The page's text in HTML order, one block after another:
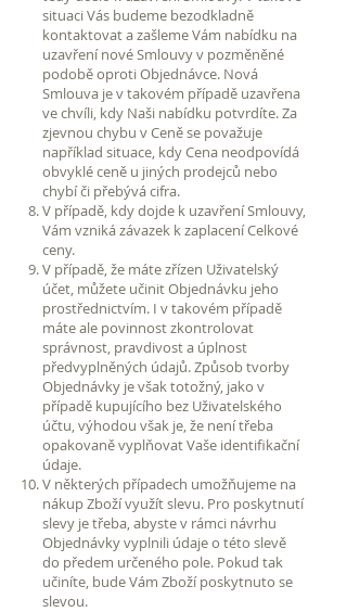
situaci Vás budeme bezodkladně
kontaktovat a zašleme Vám nabídku na
uzavření nové Smlouvy v pozměněné
podobě oproti Objednávce. Nová
Smlouva je v takovém případě uzavřena
ve chvíli, kdy Naši nabídku potvrdíte. Za
zjevnou chybu v Ceně se považuje
například situace, kdy Cena neodpovídá
obvyklé ceně u jiných prodejců nebo
chybí či přebývá cifra.
V případě, kdy dojde k uzavření Smlouvy,
Vám vzniká závazek k zaplacení Celkové
ceny.
V případě, že máte zřízen Uživatelský
účet, můžete učinit Objednávku jeho
prostřednictvím. I v takovém případě
máte ale povinnost zkontrolovat
správnost, pravdivost a úplnost
předvyplněných údajů. Způsob tvorby
Objednávky je však totožný, jako v
případě kupujícího bez Uživatelského
účtu, výhodou však je, že není třeba
opakovaně vyplňovat Vaše identifikační
údaje.
V některých případech umožňujeme na
nákup Zboží využít slevu. Pro poskytnutí
slevy je třeba, abyste v rámci návrhu
Objednávky vyplnili údaje o této slevě
do předem určeného pole. Pokud tak
učiníte, bude Vám Zboží poskytnuto se
slevou.